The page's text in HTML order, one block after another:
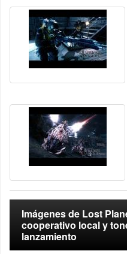
Imágenes de Lost
cooperativo local y
lanzamiento